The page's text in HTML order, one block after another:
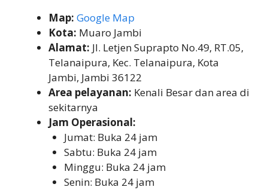
Map: Google Map
Kota: Muaro Jambi
Alamat: Jl. Letjen Suprapto No.49, RT.05,
Telanaipura, Kec. Telanaipura, Kota
Jambi, Jambi 36122
Area pelayanan: Kenali Besar dan area di
sekitarnya
Jam Operasional:
Jumat: Buka 24 jam
Sabtu: Buka 24 jam
Minggu: Buka 24 jam
Senin: Buka 24 jam